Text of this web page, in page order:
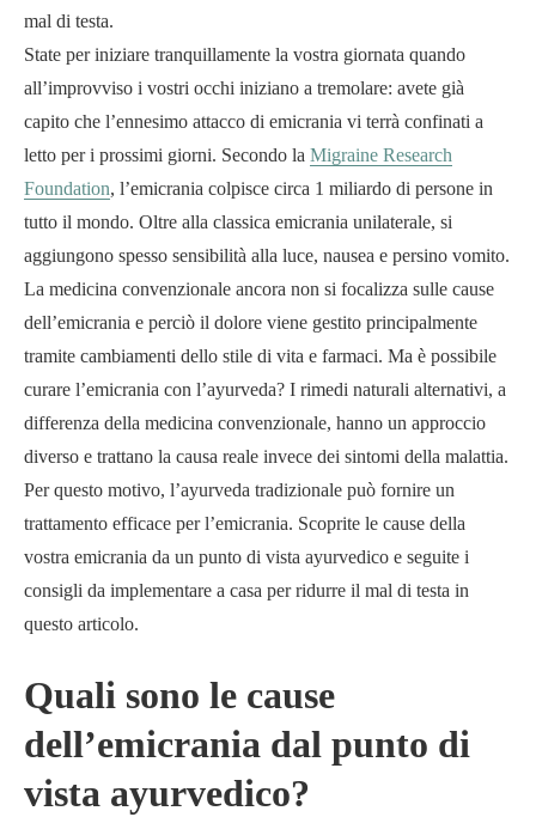
mal di testa.
State per iniziare tranquillamente la vostra giornata quando
all’improvviso i vostri occhi iniziano a tremolare: avete già
capito che l’ennesimo attacco di emicrania vi terrà confinati a
letto per i prossimi giorni. Secondo la Migraine Research
Foundation, l’emicrania colpisce circa 1 miliardo di persone in
tutto il mondo. Oltre alla classica emicrania unilaterale, si
aggiungono spesso sensibilità alla luce, nausea e persino vomito.
La medicina convenzionale ancora non si focalizza sulle cause
dell’emicrania e perciò il dolore viene gestito principalmente
tramite cambiamenti dello stile di vita e farmaci. Ma è possibile
curare l’emicrania con l’ayurveda? I rimedi naturali alternativi, a
differenza della medicina convenzionale, hanno un approccio
diverso e trattano la causa reale invece dei sintomi della malattia.
Per questo motivo, l’ayurveda tradizionale può fornire un
trattamento efficace per l’emicrania. Scoprite le cause della
vostra emicrania da un punto di vista ayurvedico e seguite i
consigli da implementare a casa per ridurre il mal di testa in
questo articolo.
Quali sono le cause
dell’emicrania dal punto di
vista ayurvedico?